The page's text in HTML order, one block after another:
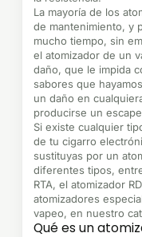
La mayoría de los
de mantenimiento, y
mucho tiempo, sin
el atomizador de un
daño, que le impida
sabores que
un daño en
producirse un
Si existe cualquier
de tu cigarro
sustituyas por un
diferentes tipos,
RTA, el atomizador
atomizadores
vapeo, en nuestro
Qué es un